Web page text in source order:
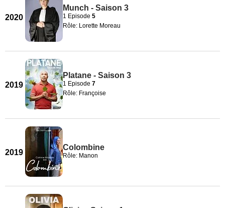
2020
Munch - Saison 3
1 Episode 5
Rôle: Lorette Moreau
2019
Platane - Saison 3
1 Episode 7
Rôle: Françoise
2019
Colombine
Rôle: Manon